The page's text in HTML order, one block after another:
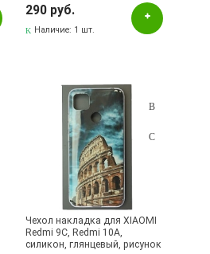
темно синий
290 руб.
Наличие: 1 шт.
Чехол накладка для XIAOMI
Redmi 9C, Redmi 10A,
силикон, глянцевый, рисунок